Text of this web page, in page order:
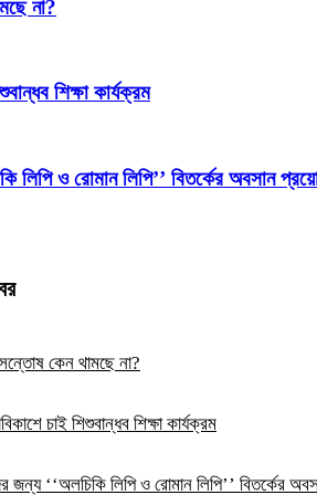
না?
শিক্ষা কার্যক্রম
লিপি ও রোমান লিপি’’ বিতর্কের অবসান
কেন থামছে না?
চাই শিশুবান্ধব শিক্ষা কার্যক্রম
জন্য ‘‘অলচিকি লিপি ও রোমান লিপি’’ বিতর্কের